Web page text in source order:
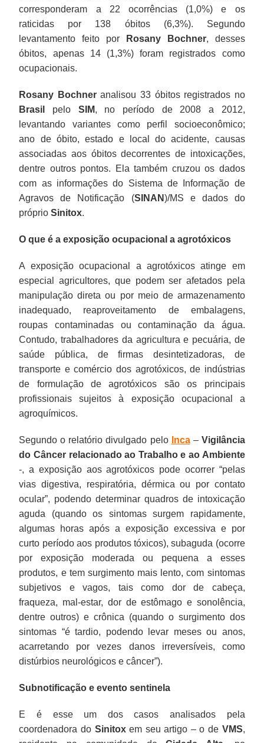
corresponderam a 22 ocorrências (1,0%) e os
raticidas por 138 óbitos (6,3%). Segundo
levantamento feito por
Rosany Bochner, desses
óbitos, apenas 14 (1,3%) foram registrados como
ocupacionais.
Rosany Bochneranalisou 33 óbitos registrados no
Brasil
pelo SIM, no período de 2008 a 2012,
levantando variantes como perfil socioeconômico;
ano de óbito, estado e local do acidente, causas
associadas aos óbitos decorrentes de intoxicações,
dentre outros pontos. Ela também cruzou os dados
com as informações do Sistema de Informação de
Agravos de Notificação (SINAN)/MS e dados do
próprioSinitox.
O que é a exposição ocupacional a agrotóxicos
A exposição ocupacional a agrotóxicos atinge em
especial agricultores, que podem ser afetados pela
manipulação direta ou por meio de armazenamento
inadequado, reaproveitamento de embalagens,
roupas contaminadas ou contaminação da água.
Contudo, trabalhadores da agricultura e pecuária, de
saúde pública, de firmas desintetizadoras, de
transporte e comércio dos agrotóxicos, de indústrias
de formulação de agrotóxicos são os principais
profissionais sujeitos à exposição ocupacional a
agroquímicos.
Segundo o relatório divulgado pelo Inca– Vigilância
do Câncer relacionado ao Trabalho e ao Ambiente
-, a exposição aos agrotóxicos pode ocorrer “pelas
vias digestiva, respiratória, dérmica ou por contato
ocular”, podendo determinar quadros de intoxicação
aguda (quando os sintomas surgem rapidamente,
algumas horas após a exposição excessiva e por
curto período aos produtos tóxicos), subaguda (ocorre
por exposição moderada ou pequena a esses
produtos, e tem surgimento mais lento, com sintomas
subjetivos e vagos, tais como dor de cabeça,
fraqueza, mal-estar, dor de estômago e sonolência,
dentre outros) e crônica (quando o surgimento dos
sintomas “é tardio, podendo levar meses ou anos,
acarretando por vezes danos irreversíveis, como
distúrbios neurológicos e câncer”).
Subnotificação e evento sentinela
E é esse um dos casos analisados pela
coordenadora do Sinitoxem seu artigo – o de VMS,